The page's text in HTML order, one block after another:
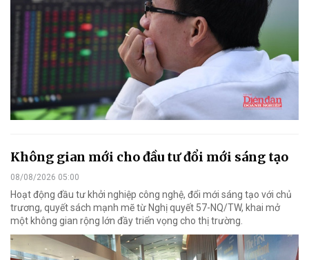
Không gian mới cho đầu tư đổi mới sáng tạo
08/08/2026 05:00
Hoạt động đầu tư khởi nghiệp công nghệ, đổi mới sáng tạo với chủ
trương, quyết sách mạnh mẽ từ Nghị quyết 57-NQ/TW, khai mở
một không gian rộng lớn đầy triển vọng cho thị trường.